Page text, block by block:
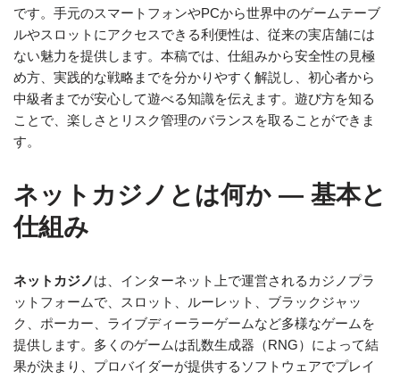
です。手元のスマートフォンやPCから世界中のゲームテーブ
ルやスロットにアクセスできる利便性は、従来の実店舗には
ない魅力を提供します。本稿では、仕組みから安全性の見極
め方、実践的な戦略までを分かりやすく解説し、初心者から
中級者までが安心して遊べる知識を伝えます。遊び方を知る
ことで、楽しさとリスク管理のバランスを取ることができま
す。
ネットカジノとは何か — 基本と
仕組み
ネットカジノは、インターネット上で運営されるカジノプラ
ットフォームで、スロット、ルーレット、ブラックジャッ
ク、ポーカー、ライブディーラーゲームなど多様なゲームを
提供します。多くのゲームは乱数生成器（RNG）によって結
果が決まり、プロバイダーが提供するソフトウェアでプレイ